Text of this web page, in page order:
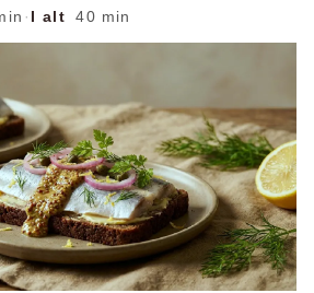
· I alt 40 min